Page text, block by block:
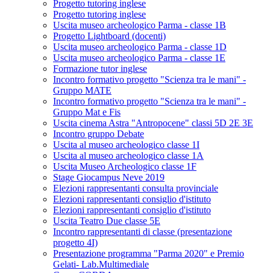
Progetto tutoring inglese
Progetto tutoring inglese
Uscita museo archeologico Parma - classe 1B
Progetto Lightboard (docenti)
Uscita museo archeologico Parma - classe 1D
Uscita museo archeologico Parma - classe 1E
Formazione tutor inglese
Incontro formativo progetto "Scienza tra le mani" -
Gruppo MATE
Incontro formativo progetto "Scienza tra le mani" -
Gruppo Mat e Fis
Uscita cinema Astra "Antropocene" classi 5D 2E 3E
Incontro gruppo Debate
Uscita al museo archeologico classe 1I
Uscita al museo archeologico classe 1A
Uscita Museo Archeologico classe 1F
Stage Giocampus Neve 2019
Elezioni rappresentanti consulta provinciale
Elezioni rappresentanti consiglio d'istituto
Elezioni rappresentanti consiglio d'istituto
Uscita Teatro Due classe 5E
Incontro rappresentanti di classe (presentazione
progetto 4I)
Presentazione programma "Parma 2020" e Premio
Gelati- Lab.Multimediale